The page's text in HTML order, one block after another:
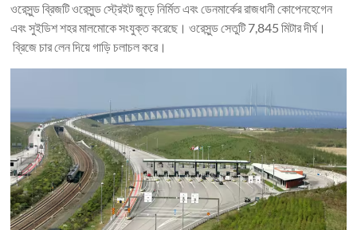
ওরেসুন্ড ব্রিজটি ওরেসুন্ড স্ট্রেইট জুড়ে নির্মিত এবং ডেনমার্কের রাজধানী কোপেনহেগেন
এবং সুইডিশ শহর মালমোকে সংযুক্ত করেছে। ওরেসুন্ড সেতুটি 7,845 মিটার দীর্ঘ।
ব্রিজে চার লেন দিয়ে গাড়ি চলাচল করে।